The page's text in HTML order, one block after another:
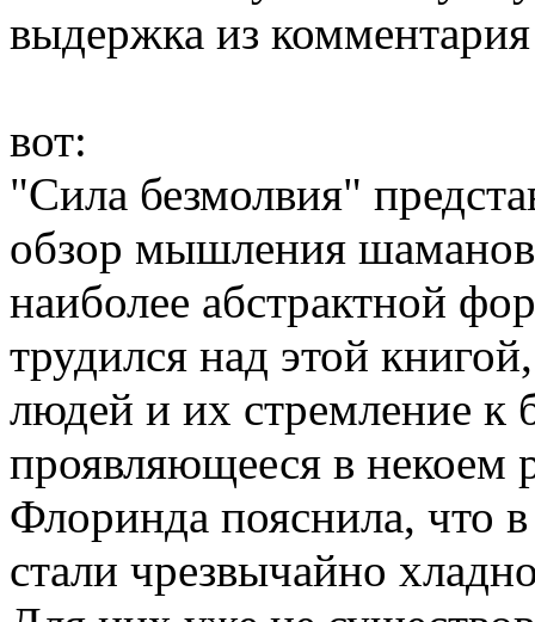
выдержка из
вот:
"Сила безмолвия"
обзор мышления
наиболее абстрактной
трудился над этой
людей и их стремление
проявляющееся в некоем
Флоринда пояснила, что
стали чрезвычайно